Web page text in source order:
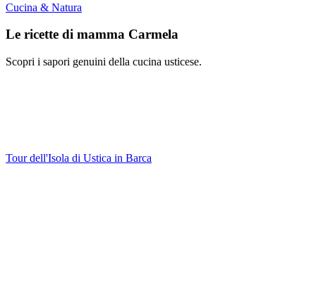
Cucina & Natura
Le ricette di mamma Carmela
Scopri i sapori genuini della cucina usticese.
Tour dell'Isola di Ustica in Barca